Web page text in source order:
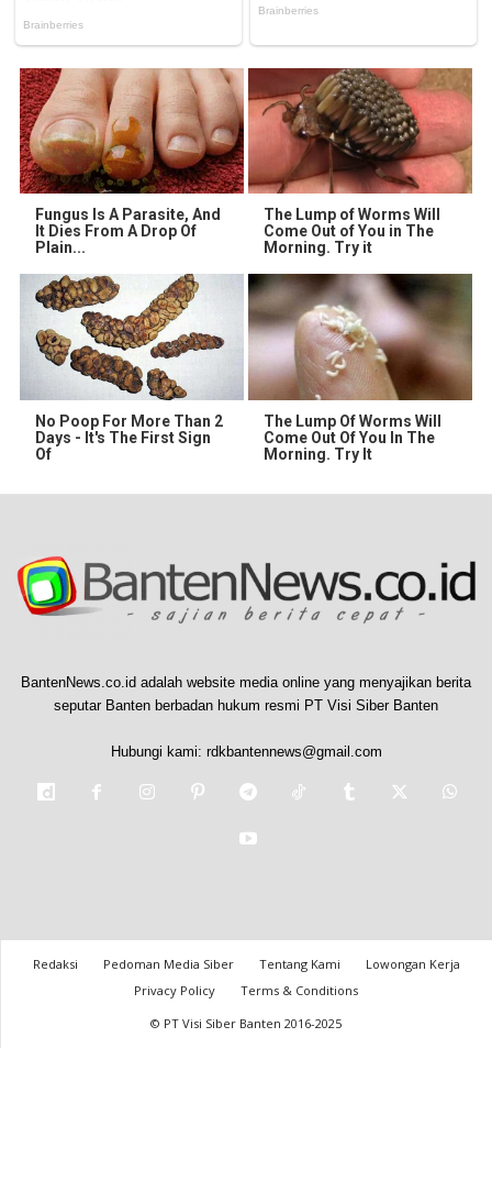
Fungus Is A Parasite, And
It Dies From A Drop Of
Plain...
The Lump of Worms Will
Come Out of You in The
Morning. Try it
No Poop For More Than 2
Days - It's The First Sign
Of
The Lump Of Worms Will
Come Out Of You In The
Morning. Try It
BantenNews.co.id adalah website media online yang menyajikan berita
seputar Banten berbadan hukum resmi PT Visi Siber Banten
Hubungi kami: rdkbantennews@gmail.com
Redaksi Pedoman Media Siber Tentang Kami
Lowongan Kerja
Privacy Policy
Terms & Conditions
© PT Visi Siber Banten 2016-2025